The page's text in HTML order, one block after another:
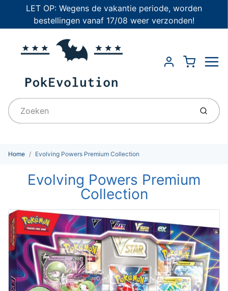
LET OP: Wegens de vakantie periode, worden
bestellingen vanaf 17/08 weer verzonden!
Account
Cart
Home Evolving Powers Premium Collection
Evolving Powers Premium
Collection